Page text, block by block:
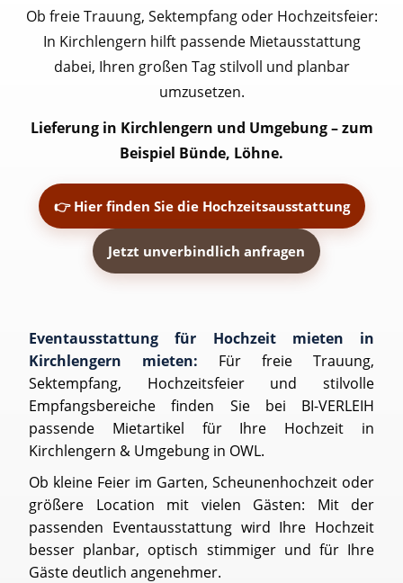
Ob freie Trauung, Sektempfang oder Hochzeitsfeier:
In Kirchlengern hilft passende Mietausstattung
dabei, Ihren großen Tag stilvoll und planbar
umzusetzen.
Lieferung in Kirchlengern und Umgebung – zum
Beispiel Bünde, Löhne.
👉 Hier finden Sie die Hochzeitsausstattung
Jetzt unverbindlich anfragen
Eventausstattung für Hochzeit mieten in
Kirchlengern mieten: Für freie Trauung,
Sektempfang, Hochzeitsfeier und stilvolle
Empfangsbereiche finden Sie bei BI-VERLEIH
passende Mietartikel für Ihre Hochzeit in
Kirchlengern & Umgebung in OWL.
Ob kleine Feier im Garten, Scheunenhochzeit oder
größere Location mit vielen Gästen: Mit der
passenden Eventausstattung wird Ihre Hochzeit
besser planbar, optisch stimmiger und für Ihre
Gäste deutlich angenehmer.